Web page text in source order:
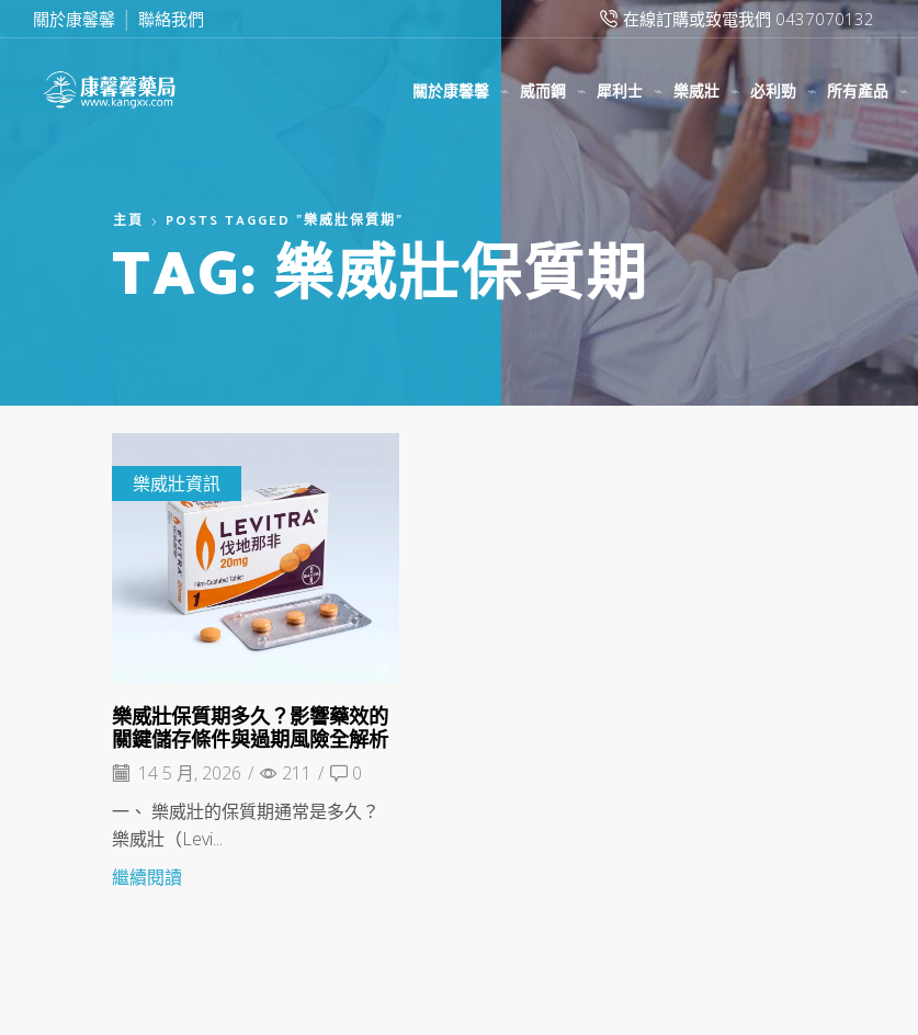
關於康馨馨 聯絡我們 在線訂購或致電我們 0437070132
關於康馨馨 威而鋼 犀利士 樂威壯 必利勁 所有產品
主頁 POSTS TAGGED "樂威壯保質期"
TAG: 樂威壯保質期
樂威壯資訊
樂威壯保質期多久？影響藥效的
關鍵儲存條件與過期風險全解析
14 5 月, 2026 / 211 /
0
一、 樂威壯的保質期通常是多久？
樂威壯（Levi...
繼續閱讀